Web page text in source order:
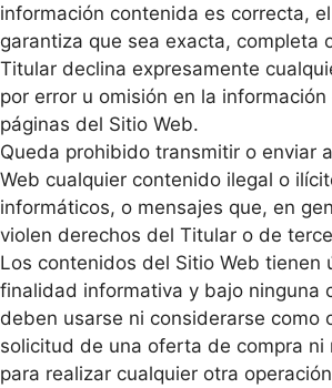
información contenida es correcta,
garantiza que sea exacta, completa
Titular declina expresamente
por error u omisión en la
páginas del Sitio Web.
Queda prohibido transmitir o enviar
Web cualquier contenido ilegal o
informáticos, o mensajes que, en
violen derechos del Titular o de
Los contenidos del Sitio Web tienen
finalidad informativa y bajo ninguna
deben usarse ni considerarse como
solicitud de una oferta de compra ni
para realizar cualquier otra